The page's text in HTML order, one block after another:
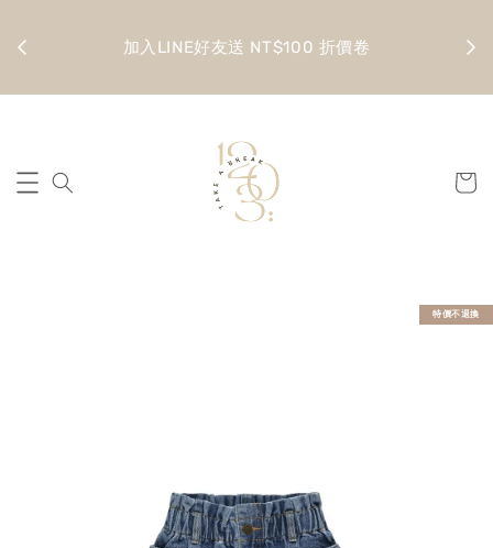
加入LINE好友送 NT$100 折價卷
特價不退換